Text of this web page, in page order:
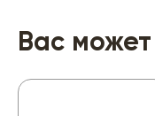
Вас